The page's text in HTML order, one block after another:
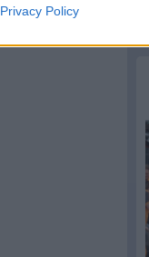
Privacy Policy